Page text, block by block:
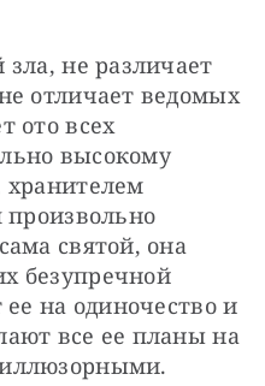
не различает
отличает ведомых
ото всех
высокому
хранителем
произвольно
святой, она
безупречной
ее на одиночество и
все ее планы на